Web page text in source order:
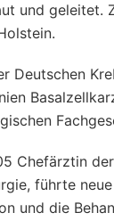
und
Deutschen
Chefärztin
führte
und die